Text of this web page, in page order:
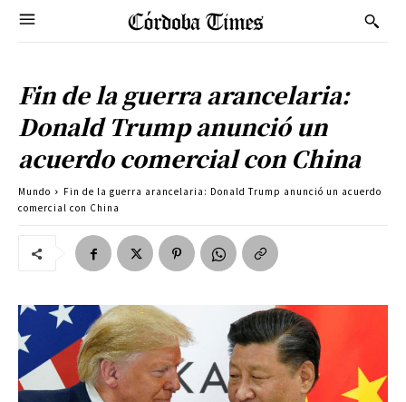
Fin de la guerra arancelaria:
Donald Trump anunció un
acuerdo comercial con China
Mundo
Fin de la guerra arancelaria: Donald Trump anunció un acuerdo
comercial con China